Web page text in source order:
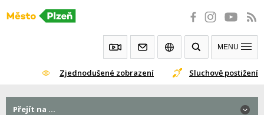
Přeskočit
Zjednodušené zobrazení Sluchově postižení
MENU
Přejít na ...
Přejít na ...